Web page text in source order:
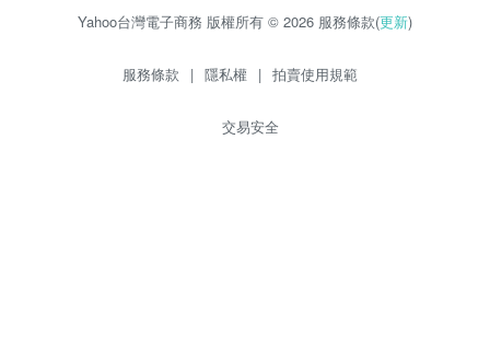
Yahoo台灣電子商務 版權所有 © 2026 服務條款(更新)
服務條款 | 隱私權 | 拍賣使用規範
交易安全